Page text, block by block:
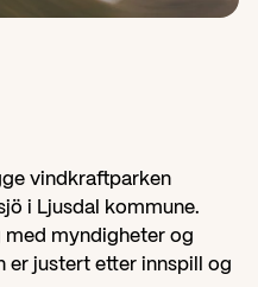
vindkraftparken
i Ljusdal kommune.
myndigheter og
er justert etter innspill og